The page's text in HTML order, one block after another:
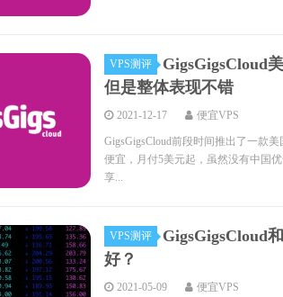
VPS测评
GigsGigsCloud
但是整体表现不错
2021-12-17 便宜VPS
GigsGigsCloud前段时间推出了一款
便宜，月付5美元起，虽然没有中国
享...
VPS测评
GigsGigsCloud
好？
2021-05-09 便宜VPS